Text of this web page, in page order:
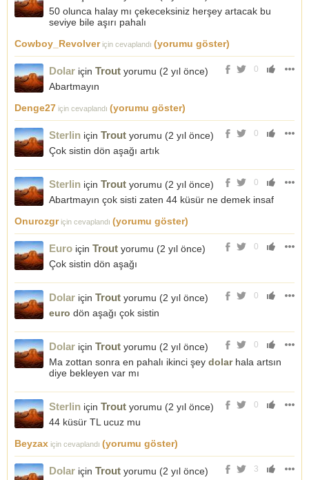
50 olunca halay mı çekeceksiniz herşey artacak bu
seviye bile aşırı pahalı
Cowboy_Revolveriçin cevaplandı (yorumu göster)
0
Dolar için Trout yorumu (2 yıl önce)
Abartmayın
Denge27 için cevaplandı (yorumu göster)
0
Sterlin için Trout yorumu (2 yıl önce)
Çok sistin dön aşağı artık
0
Sterlin için Trout yorumu (2 yıl önce)
Abartmayın çok sisti zaten 44 küsür ne demek insaf
Onurozgriçin cevaplandı (yorumu göster)
0
Euro için Trout yorumu (2 yıl önce)
Çok sistin dön aşağı
0
Dolar için Trout yorumu (2 yıl önce)
euro dön aşağı çok sistin
0
Dolar için Trout yorumu (2 yıl önce)
Ma zottan sonra en pahalı ikinci şey dolarhala artsın
diye bekleyen var mı
0
Sterlin için Trout yorumu (2 yıl önce)
44 küsür TL ucuz mu
Beyzax için cevaplandı (yorumu göster)
3
Dolar için Trout yorumu (2 yıl önce)